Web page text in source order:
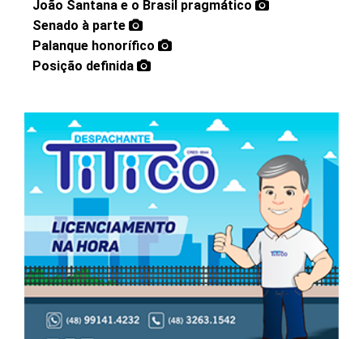
João Santana e o Brasil pragmático
Senado à parte
Palanque honorífico
Posição definida